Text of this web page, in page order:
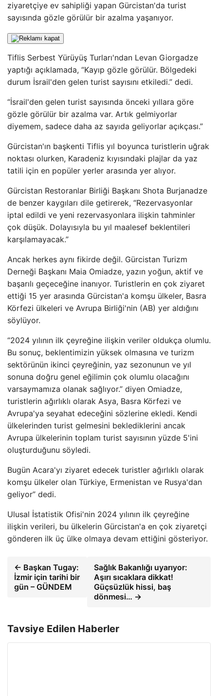
ziyaretçiye ev sahipliği yapan Gürcistan'da turist
sayısında gözle görülür bir azalma yaşanıyor.
Tiflis Serbest Yürüyüş Turları'ndan Levan Giorgadze
yaptığı açıklamada, “Kayıp gözle görülür. Bölgedeki
durum İsrail'den gelen turist sayısını etkiledi.” dedi.
“İsrail'den gelen turist sayısında önceki yıllara göre
gözle görülür bir azalma var. Artık gelmiyorlar
diyemem, sadece daha az sayıda geliyorlar açıkçası.”
Gürcistan'ın başkenti Tiflis yıl boyunca turistlerin uğrak
noktası olurken, Karadeniz kıyısındaki plajlar da yaz
tatili için en popüler yerler arasında yer alıyor.
Gürcistan Restoranlar Birliği Başkanı Shota Burjanadze
de benzer kaygıları dile getirerek, “Rezervasyonlar
iptal edildi ve yeni rezervasyonlara ilişkin tahminler
çok düşük. Dolayısıyla bu yıl maalesef beklentileri
karşılamayacak.”
Ancak herkes aynı fikirde değil. Gürcistan Turizm
Derneği Başkanı Maia Omiadze, yazın yoğun, aktif ve
başarılı geçeceğine inanıyor. Turistlerin en çok ziyaret
ettiği 15 yer arasında Gürcistan'a komşu ülkeler, Basra
Körfezi ülkeleri ve Avrupa Birliği'nin (AB) yer aldığını
söylüyor.
“2024 yılının ilk çeyreğine ilişkin veriler oldukça olumlu.
Bu sonuç, beklentimizin yüksek olmasına ve turizm
sektörünün ikinci çeyreğinin, yaz sezonunun ve yıl
sonuna doğru genel eğilimin çok olumlu olacağını
varsaymamıza olanak sağlıyor.” diyen Omiadze,
turistlerin ağırlıklı olarak Asya, Basra Körfezi ve
Avrupa'ya seyahat edeceğini sözlerine ekledi. Kendi
ülkelerinden turist gelmesini beklediklerini ancak
Avrupa ülkelerinin toplam turist sayısının yüzde 5'ini
oluşturduğunu söyledi.
Bugün Acara'yı ziyaret edecek turistler ağırlıklı olarak
komşu ülkeler olan Türkiye, Ermenistan ve Rusya'dan
geliyor” dedi.
Ulusal İstatistik Ofisi'nin 2024 yılının ilk çeyreğine
ilişkin verileri, bu ülkelerin Gürcistan'a en çok ziyaretçi
gönderen ilk üç ülke olmaya devam ettiğini gösteriyor.
← Başkan Tugay:
İzmir için tarihi bir
gün – GÜNDEM
Sağlık Bakanlığı uyarıyor:
Aşırı sıcaklara dikkat!
Güçsüzlük hissi, baş
dönmesi… →
Tavsiye Edilen Haberler